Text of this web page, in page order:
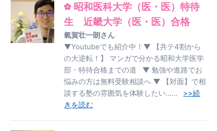
昭和医科大学（医・医）特待
生 近畿大学（医・医）合格
氣賀壮一朗さん
▼Youtubeでも紹介中！▼ 【共テ4割から
の大逆転！】 マンガで分かる昭和大学医学
部・特待合格までの道 ▼ 勉強や進路でお
悩みの方は無料受験相談へ ▼ 【対面】で相
談する塾の雰囲気を体験したい…… >>続
きを読む